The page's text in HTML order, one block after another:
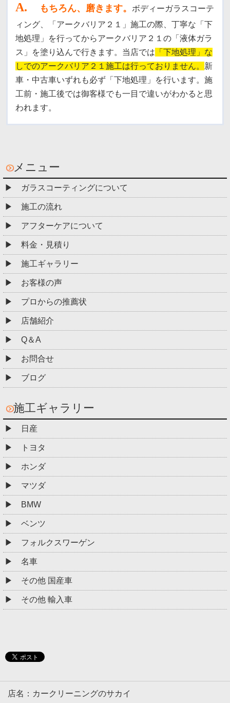
A. もちろん、磨きます。
ボディーガラスコーテ
ィング、「アークバリア２１」施工の際、丁寧な「下
地処理」を行ってからアークバリア２１の「液体ガラ
ス」を塗り込んで行きます。 当店では 「下地処理」な
しでのアークバリア２１施工は行っておりません。 新
車・中古車いずれも必ず「下地処理」を行います。 施
工前・施工後では御客様でも一目で違いがわかると思
われます。
メニュー
ガラスコーティングについて
施工の流れ
アフターケアについて
料金・見積り
施工ギャラリー
お客様の声
プロからの推薦状
店舗紹介
Q＆A
お問合せ
ブログ
施工ギャラリー
日産
トヨタ
ホンダ
マツダ
BMW
ベンツ
フォルクスワーゲン
名車
その他 国産車
その他 輸入車
店名：カークリーニングのサカイ